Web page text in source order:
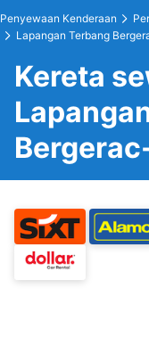
Penyewaan Kenderaan
Lapangan Terbang
Kereta